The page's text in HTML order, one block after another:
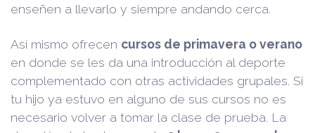
enseñen a llevarlo y siempre andando cerca.
Así mismo ofrecen cursos de primavera o verano
en donde se les da una introducción al deporte
complementado con otras actividades grupales. Si
tu hijo ya estuvo en alguno de sus cursos no es
necesario volver a tomar la clase de prueba. La